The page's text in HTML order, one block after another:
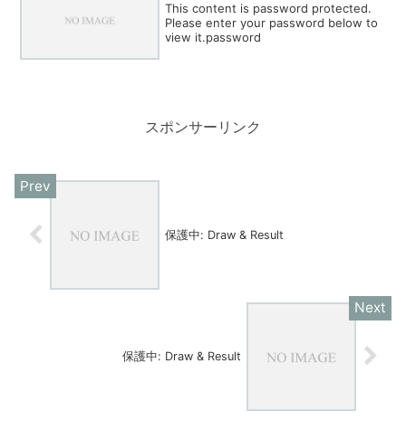
This content is password protected.
Please enter your password below to
view it.password
スポンサーリンク
保護中: Draw & Result
保護中: Draw & Result